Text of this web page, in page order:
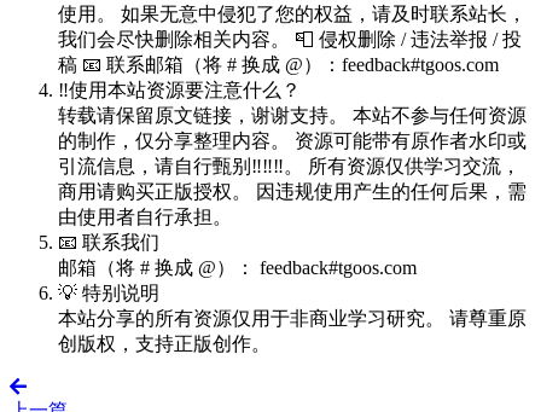
使用。 如果无意中侵犯了您的权益，请及时联系站长，
我们会尽快删除相关内容。 📮 侵权删除 / 违法举报 / 投
稿 📧 联系邮箱（将 # 换成 @）：feedback#tgoos.com
‼️使用本站资源要注意什么？
转载请保留原文链接，谢谢支持。 本站不参与任何资源
的制作，仅分享整理内容。 资源可能带有原作者水印或
引流信息，请自行甄别‼️‼️‼️。 所有资源仅供学习交流，
商用请购买正版授权。 因违规使用产生的任何后果，需
由使用者自行承担。
📧 联系我们
邮箱（将 # 换成 @）： feedback#tgoos.com
💡 特别说明
本站分享的所有资源仅用于非商业学习研究。 请尊重原
创版权，支持正版创作。